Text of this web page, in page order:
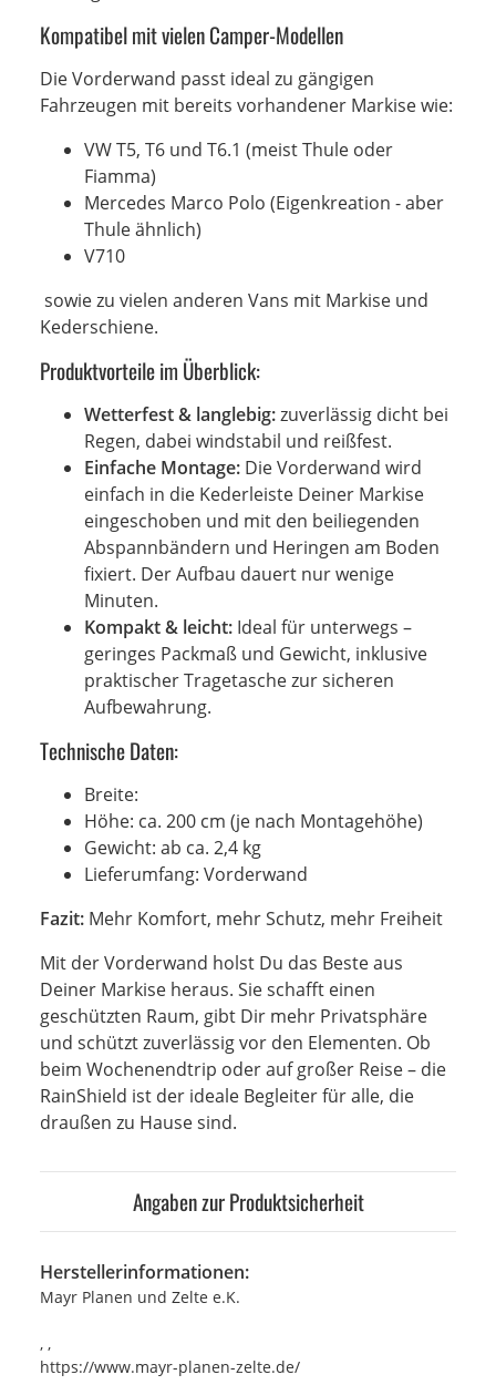
Kompatibel mit vielen Camper-Modellen
Die Vorderwand passt ideal zu gängigen
Fahrzeugen mit bereits vorhandener Markise wie:
VW T5, T6 und T6.1 (meist Thule oder
Fiamma)
Mercedes Marco Polo (Eigenkreation - aber
Thule ähnlich)
V710
sowie zu vielen anderen Vans mit Markise und
Kederschiene.
Produktvorteile im Überblick:
Wetterfest & langlebig:zuverlässig dicht bei
Regen, dabei windstabil und reißfest.
Einfache Montage: Die Vorderwand wird
einfach in die Kederleiste Deiner Markise
eingeschoben und mit den beiliegenden
Abspannbändern und Heringen am Boden
fixiert. Der Aufbau dauert nur wenige
Minuten.
Kompakt & leicht: Ideal für unterwegs –
geringes Packmaß und Gewicht, inklusive
praktischer Tragetasche zur sicheren
Aufbewahrung.
Technische Daten:
Breite:
Höhe: ca. 200 cm (je nach Montagehöhe)
Gewicht: ab ca. 2,4 kg
Lieferumfang: Vorderwand
Fazit: Mehr Komfort, mehr Schutz, mehr Freiheit
Mit der Vorderwand holst Du das Beste aus
Deiner Markise heraus. Sie schafft einen
geschützten Raum, gibt Dir mehr Privatsphäre
und schützt zuverlässig vor den Elementen. Ob
beim Wochenendtrip oder auf großer Reise – die
RainShield ist der ideale Begleiter für alle, die
draußen zu Hause sind.
Angaben zur Produktsicherheit
Herstellerinformationen:
Mayr Planen und Zelte e.K.
, ,
https://www.mayr-planen-zelte.de/